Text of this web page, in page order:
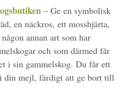
– Ge en symbolisk
en näckros, ett mosshjärta,
annan art som har
och som därmed får
i sin gammelskog. Du får ett
din mejl, färdigt att ge bort till